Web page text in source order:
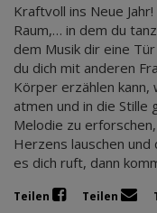
Kraftvoll ins Neue
Raum,… in dem du
dem Musik dir eine
du dich mit anderen
Körper erzählen
atmen und in die Stille
Melodie zu
Herzens lauschen
es dich ruft, dann
Teilen Teilen